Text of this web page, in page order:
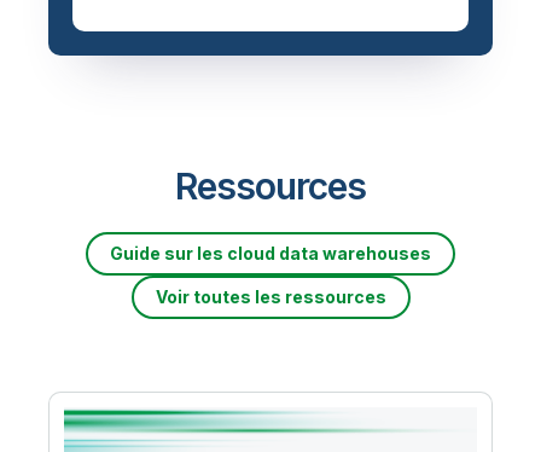
Ressources
Guide sur les cloud data warehouses
Voir toutes les ressources